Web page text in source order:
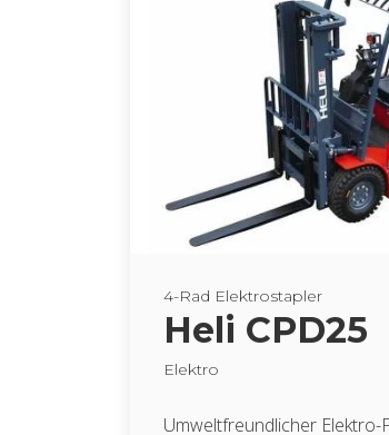
4-Rad Elek­tro­stap­ler
Heli CPD25
Elek­tro
Um­welt­freund­li­cher